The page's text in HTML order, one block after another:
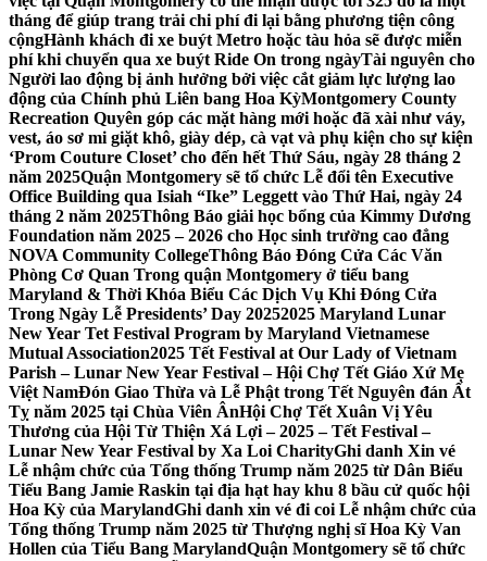
tháng để giúp trang trải chi phí đi lại bằng phương tiện công
cộngHành khách đi xe buýt Metro hoặc tàu hỏa sẽ được miễn
phí khi chuyển qua xe buýt Ride On trong ngàyTài nguyên cho
Người lao động bị ảnh hưởng bởi việc cắt giảm lực lượng lao
động của Chính phủ Liên bang Hoa KỳMontgomery County
Recreation Quyên góp các mặt hàng mới hoặc đã xài như váy,
vest, áo sơ mi giặt khô, giày dép, cà vạt và phụ kiện cho sự kiện
‘Prom Couture Closet’ cho đến hết Thứ Sáu, ngày 28 tháng 2
năm 2025Quận Montgomery sẽ tổ chức Lễ đổi tên Executive
Office Building qua Isiah “Ike” Leggett vào Thứ Hai, ngày 24
tháng 2 năm 2025Thông Báo giải học bổng của Kimmy Dương
Foundation năm 2025 – 2026 cho Học sinh trường cao đẳng
NOVA Community CollegeThông Báo Đóng Cửa Các Văn
Phòng Cơ Quan Trong quận Montgomery ở tiểu bang
Maryland & Thời Khóa Biểu Các Dịch Vụ Khi Đóng Cửa
Trong Ngày Lễ Presidents’ Day 20252025 Maryland Lunar
New Year Tet Festival Program by Maryland Vietnamese
Mutual Association2025 Tết Festival at Our Lady of Vietnam
Parish – Lunar New Year Festival – Hội Chợ Tết Giáo Xứ Mẹ
Việt NamĐón Giao Thừa và Lễ Phật trong Tết Nguyên đán Ất
Tỵ năm 2025 tại Chùa Viên ÂnHội Chợ Tết Xuân Vị Yêu
Thương của Hội Từ Thiện Xá Lợi – 2025 – Tết Festival –
Lunar New Year Festival by Xa Loi CharityGhi danh Xin vé
Lễ nhậm chức của Tổng thống Trump năm 2025 từ Dân Biểu
Tiểu Bang Jamie Raskin tại địa hạt hay khu 8 bầu cử quốc hội
Hoa Kỳ của MarylandGhi danh xin vé đi coi Lễ nhậm chức của
Tổng thống Trump năm 2025 từ Thượng nghị sĩ Hoa Kỳ Van
Hollen của Tiểu Bang MarylandQuận Montgomery sẽ tổ chức